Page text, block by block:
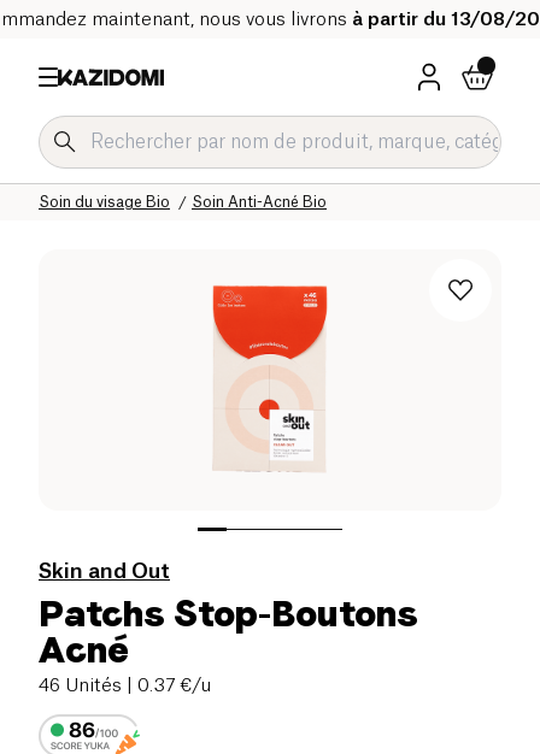
maintenant, nous vous livrons à partir du 13/08/
Soin Anti-Acné Bio
Soin du visage Bio
Hygiène & Beauté
Notre catalogue bio
Accueil
Skin and Out
Patchs Stop-Boutons
Acné
46 Unités | 0.37 €/u